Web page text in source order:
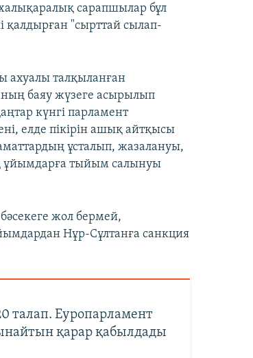
сарапшылар бұл
қалдырған "сырттай сылап-
ахуалы талқыланған
баяу жүзеге асырылып
күнгі парламент
елде пікірін ашық айтқысы
ұсталып, жазалануы,
ұйымдарға тыйым салынуы
бәсекеге жол бермей,
Нұр-Сұлтанға санкция
талап. Еуропарламент
қарар қабылдады